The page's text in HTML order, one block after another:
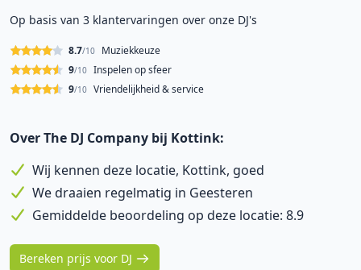
Op basis van 3 klantervaringen over onze DJ's
Muziekkeuze
8.7/10
Inspelen op sfeer
9/10
Vriendelijkheid & service
9/10
Over The DJ Company bij Kottink:
Wij kennen deze locatie, Kottink, goed
We draaien regelmatig in Geesteren
Gemiddelde beoordeling op deze locatie: 8.9
Bereken prijs voor DJ